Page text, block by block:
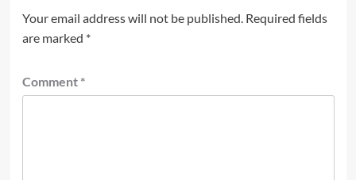
Your email address will not be published. Required fields
are marked *
Comment *